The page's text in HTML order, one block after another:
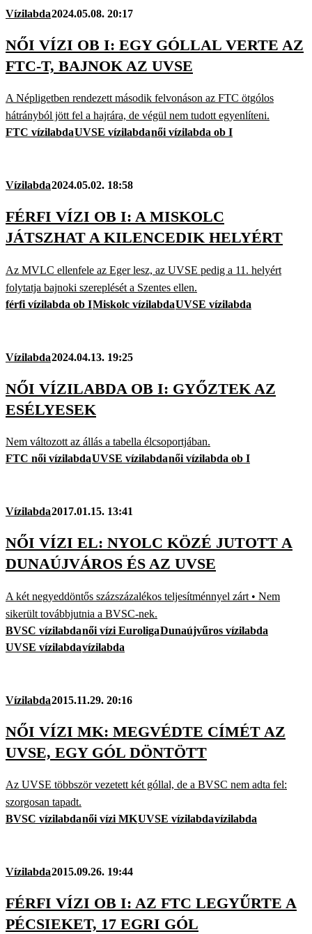
Vízilabda2024.05.08. 20:17
NŐI VÍZI OB I: EGY GÓLLAL VERTE AZ
FTC-T, BAJNOK AZ UVSE
A Népligetben rendezett második felvonáson az FTC ötgólos
hátrányból jött fel a hajrára, de végül nem tudott egyenlíteni.
FTC vízilabdaUVSE vízilabdanői vízilabda ob I
Vízilabda2024.05.02. 18:58
FÉRFI VÍZI OB I: A MISKOLC
JÁTSZHAT A KILENCEDIK HELYÉRT
Az MVLC ellenfele az Eger lesz, az UVSE pedig a 11. helyért
folytatja bajnoki szereplését a Szentes ellen.
férfi vízilabda ob IMiskolc vízilabdaUVSE vízilabda
Vízilabda2024.04.13. 19:25
NŐI VÍZILABDA OB I: GYŐZTEK AZ
ESÉLYESEK
Nem változott az állás a tabella élcsoportjában.
FTC női vízilabdaUVSE vízilabdanői vízilabda ob I
Vízilabda2017.01.15. 13:41
NŐI VÍZI EL: NYOLC KÖZÉ JUTOTT A
DUNAÚJVÁROS ÉS AZ UVSE
A két negyeddöntős százszázalékos teljesítménnyel zárt • Nem
sikerült továbbjutnia a BVSC-nek.
BVSC vízilabdanői vízi EuroligaDunaújvűros vízilabda
UVSE vízilabdavízilabda
Vízilabda2015.11.29. 20:16
NŐI VÍZI MK: MEGVÉDTE CÍMÉT AZ
UVSE, EGY GÓL DÖNTÖTT
Az UVSE többször vezetett két góllal, de a BVSC nem adta fel:
szorgosan tapadt.
BVSC vízilabdanői vízi MKUVSE vízilabdavízilabda
Vízilabda2015.09.26. 19:44
FÉRFI VÍZI OB I: AZ FTC LEGYŰRTE A
PÉCSIEKET, 17 EGRI GÓL